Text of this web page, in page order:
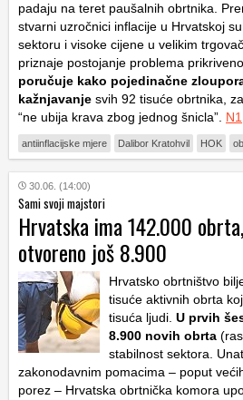
padaju na teret paušalnih obrtnika.
stvarni uzročnici inflacije u Hrvatskoj
sektoru i visoke cijene u velikim
priznaje postojanje problema
poručuje kako pojedinačne
kažnjavanje svih 92 tisuće obrtnika,
“ne ubija krava zbog jednog šnicla”. N1
antiinflacijske mjere Dalibor Kratohvil HOK
30.06. (14:00)
Sami svoji majstori
Hrvatska ima 142.000
otvoreno još 8.900
Hrvatsko obrtništvo
tisuće aktivnih obrta
tisuća ljudi. U prvih
8.900 novih obrta
stabilnost sektora.
zakonodavnim pomacima – poput
porez – Hrvatska obrtnička komora